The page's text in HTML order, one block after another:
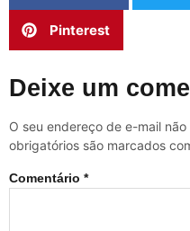
Pinterest
Deixe um
O seu endereço de e-mail
obrigatórios são marcados
Comentário *